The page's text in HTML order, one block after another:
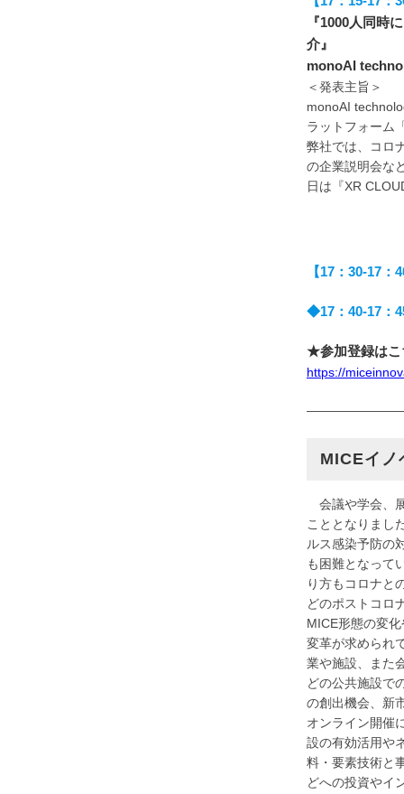
『1000人同時
介』
monoAI
＜発表主旨＞
monoAI
ラットフォーム
弊社では、コロ
の企業説明会な
日は『XR
【17：30-17
◆17：40-17：
★参加登録はこ
https://
MICEイノ
会議や学会、
こととなりまし
ルス感染予防の
も困難となって
り方もコロナと
どのポストコロ
MICE形態の変
変革が求められ
業や施設、また
どの公共施設で
の創出機会、新
オンライン開催
設の有効活用や
料・要素技術と
どへの投資やイ